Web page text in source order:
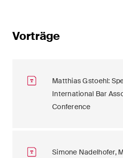
Vorträge
Matthias Gstoehl:
International Bar
Conference
Simone Nadelhofer,